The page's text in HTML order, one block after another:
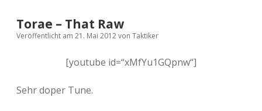
Torae – That Raw
Veröffentlicht am 21. Mai 2012von Taktiker
[youtube id=“xMfYu1GQpnw“]
Sehr doper Tune.